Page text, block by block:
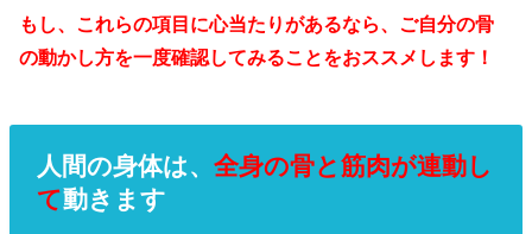
もし、これらの項目に心当たりがあるなら、ご自分の骨
の動かし方を一度確認してみることをおススメします！
人間の身体は、 全身の骨と筋肉が連動し
て動きます